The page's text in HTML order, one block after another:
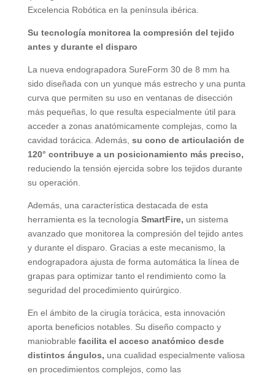
Excelencia Robótica en la península ibérica.
Su tecnología monitorea la compresión del tejido
antes y durante el disparo
La nueva endograpadora SureForm 30 de 8 mm ha
sido diseñada con un yunque más estrecho y una punta
curva que permiten su uso en ventanas de disección
más pequeñas, lo que resulta especialmente útil para
acceder a zonas anatómicamente complejas, como la
cavidad torácica. Además, su cono de articulación de
120° contribuye a un posicionamiento más preciso,
reduciendo la tensión ejercida sobre los tejidos durante
su operación.
Además, una característica destacada de esta
herramienta es la tecnología SmartFire, un sistema
avanzado que monitorea la compresión del tejido antes
y durante el disparo. Gracias a este mecanismo, la
endograpadora ajusta de forma automática la línea de
grapas para optimizar tanto el rendimiento como la
seguridad del procedimiento quirúrgico.
En el ámbito de la cirugía torácica, esta innovación
aporta beneficios notables. Su diseño compacto y
maniobrable facilita el acceso anatómico desde
distintos ángulos, una cualidad especialmente valiosa
en procedimientos complejos, como las